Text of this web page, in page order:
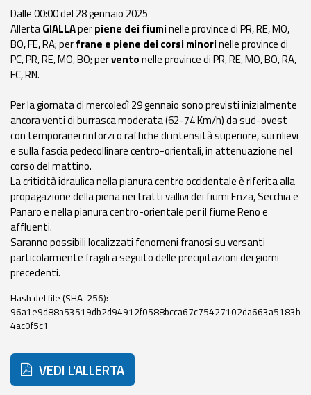
Guida per gli
sviluppatori
Il progetto
Allerta
Meteo
Emilia-
Romagna
Contatti
Dalle 00:00 del 28 gennaio 2025
AllertaGIALLAperpiene dei fiuminelle province di PR, RE, MO,
BO, FE, RA; perfrane e piene dei corsi minorinelle province di
PC, PR, RE, MO, BO; perventonelle province di PR, RE, MO, BO, RA,
FC, RN.
Per la giornata di mercoledì 29 gennaio sono previsti inizialmente
ancora venti di burrasca moderata (62-74 Km/h) da sud-ovest
con temporanei rinforzi o raffiche di intensità superiore, sui rilievi
e sulla fascia pedecollinare centro-orientali, in attenuazione nel
corso del mattino.
La criticità idraulica nella pianura centro occidentale è riferita alla
propagazione della piena nei tratti vallivi dei fiumi Enza, Secchia e
Panaro e nella pianura centro-orientale per il fiume Reno e
affluenti.
Saranno possibili localizzati fenomeni franosi su versanti
particolarmente fragili a seguito delle precipitazioni dei giorni
precedenti.
Hash del file (SHA-256):
96a1e9d88a53519db2d94912f0588bcca67c75427102da663a5183b
4ac0f5c1
VEDI L'ALLERTA